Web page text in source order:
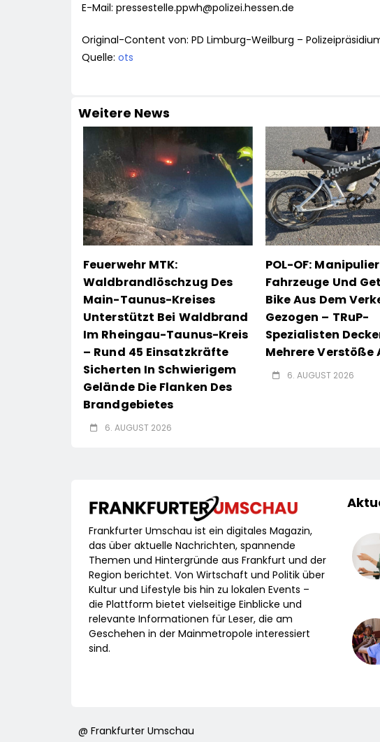
E-Mail: pressestelle.ppwh@polizei.hessen.de
Original-Content von: PD Limburg-Weilburg –
Quelle: ots
Weitere News
Feuerwehr MTK:
Waldbrandlöschzug Des
Main-Taunus-Kreises
Unterstützt Bei Waldbrand
Im Rheingau-Taunus-Kreis
– Rund 45 Einsatzkräfte
Sicherten In Schwierigem
Gelände Die Flanken Des
Brandgebietes
6. AUGUST 2026
POL-OF:
Fahrzeuge Und
Bike Aus Dem
Gezogen – TRuP-
Spezialisten
Mehrere Verstöße
6. AUGUST 2026
Frankfurter Umschau ist ein digitales Magazin,
das über aktuelle Nachrichten, spannende
Themen und Hintergründe aus Frankfurt und der
Region berichtet. Von Wirtschaft und Politik über
Kultur und Lifestyle bis hin zu lokalen Events –
die Plattform bietet vielseitige Einblicke und
relevante Informationen für Leser, die am
Geschehen in der Mainmetropole interessiert
sind.
@ Frankfurter Umschau